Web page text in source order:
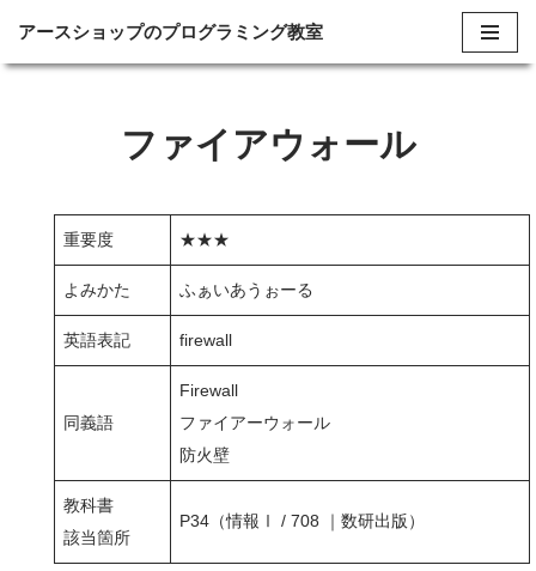
コ
アースショップのプログラミング教室
ファイアウォール
重要度 ★★★
よみかた ふぁいあうぉーる
英語表記 firewall
同義語
Firewall
ファイアーウォール
防火壁
教科書
該当箇所
P34（情報Ⅰ / 708 ｜数研出版）